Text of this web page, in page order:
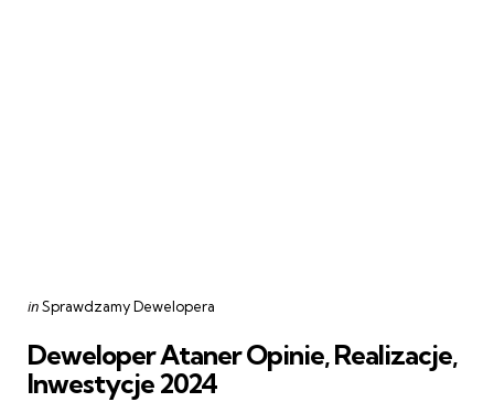
Categories
Posted
inSprawdzamy Dewelopera
Deweloper Ataner Opinie, Realizacje,
Inwestycje 2024